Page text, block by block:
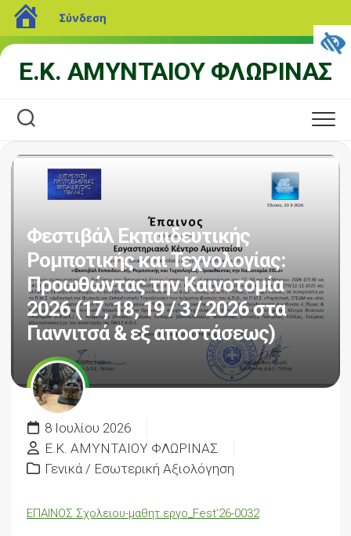
blogs.sch.gr
Σύνδεση
Μετάβαση
Ε.Κ. ΑΜΥΝΤΑΙΟΥ ΦΛΩΡΙΝΑΣ
Φεστιβάλ Εκπαιδευτικής
Ρομποτικής και Τεχνολογίας:
Προωθώντας την Καινοτομία
2026 (17, 18, 19 / 3 / 2026 στα
Γιαννιτσά & εξ αποστάσεως)
8 Ιουλίου 2026
Ε.Κ. ΑΜΥΝΤΑΙΟΥ ΦΛΩΡΙΝΑΣ
Γενικά/ Εσωτερική Αξιολόγηση
ΕΠΑΙΝΟΣ Σχολειου-μαθητ.εργο_Fest’26-0032